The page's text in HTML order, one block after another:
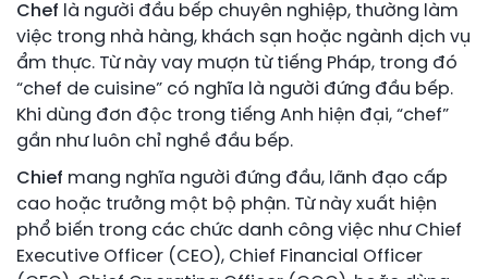
Chef là người đầu bếp chuyên nghiệp, thường làm
việc trong nhà hàng, khách sạn hoặc ngành dịch vụ
ẩm thực. Từ này vay mượn từ tiếng Pháp, trong đó
“chef de cuisine” có nghĩa là người đứng đầu bếp.
Khi dùng đơn độc trong tiếng Anh hiện đại, “chef”
gần như luôn chỉ nghề đầu bếp.
Chief mang nghĩa người đứng đầu, lãnh đạo cấp
cao hoặc trưởng một bộ phận. Từ này xuất hiện
phổ biến trong các chức danh công việc như Chief
Executive Officer (CEO), Chief Financial Officer